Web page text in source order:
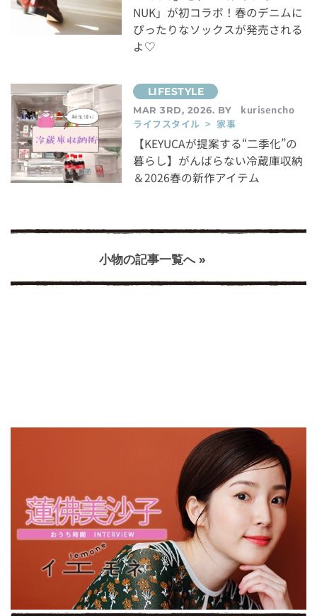
NUK」が初コラボ！春のデニムに
ぴったりなソックスが発売される
よ♡
MAR 3RD, 2026. BY
kurisencho
ライフスタイル > 家事
【KEYUCAが提案する“二季化”の
暮らし】がんばらない冷蔵庫収納
＆2026春の新作アイテム
小物の記事一覧へ »